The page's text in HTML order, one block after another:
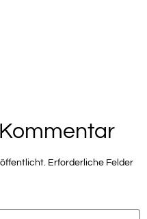
Erforderliche Felder